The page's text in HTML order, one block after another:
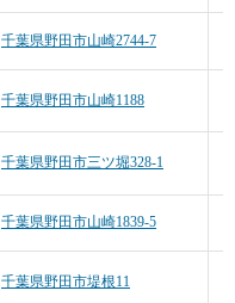
千葉県野田市山崎2744-7
千葉県野田市山崎1188
千葉県野田市三ツ堀328-1
千葉県野田市山崎1839-5
千葉県野田市堤根11